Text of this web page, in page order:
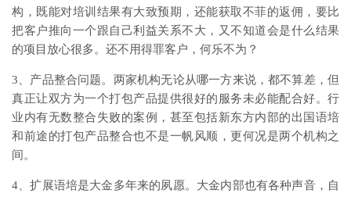
构，既能对培训结果有大致预期，还能获取不菲的返佣，要比
把客户推向一个跟自己利益关系不大，又不知道会是什么结果
的项目放心很多。还不用得罪客户，何乐不为？
3、产品整合问题。两家机构无论从哪一方来说，都不算差，但
真正让双方为一个打包产品提供很好的服务未必能配合好。行
业内有无数整合失败的案例，甚至包括新东方内部的出国语培
和前途的打包产品整合也不是一帆风顺，更何况是两个机构之
间。
4、扩展语培是大金多年来的夙愿。大金内部也有各种声音，自